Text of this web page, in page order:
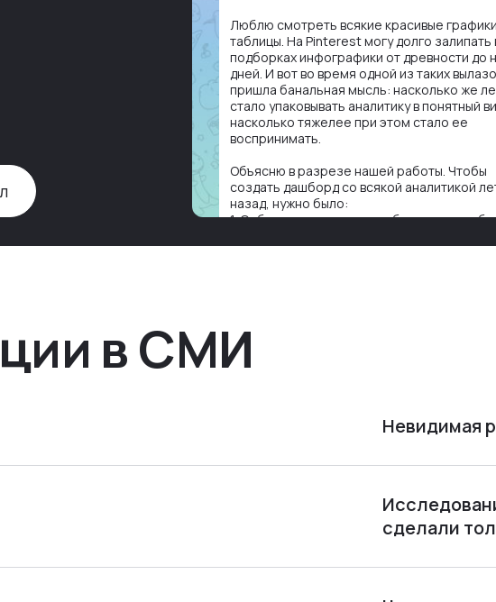
Люблю смотреть всякие красивые
таблицы. На Pinterest могу долго залипать
подборках инфографики от древности до
дней. И вот во время одной из таких
пришла банальная мысль: насколько же
стало упаковывать аналитику в понятный
насколько тяжелее при этом стало ее
воспринимать.
Объясню в разрезе нашей работы. Чтобы
создать дашборд со всякой аналитикой
назад, нужно было:
1. Собирать данные в одну базу и
проекту — все ручками
в СМИ
Невидимая
сделали